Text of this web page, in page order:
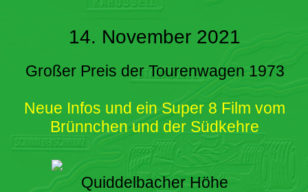
14. November 2021
Großer Preis der Tourenwagen 1973
Neue Infos und ein Super 8 Film vom
Brünnchen und der Südkehre
Quiddelbacher Höhe